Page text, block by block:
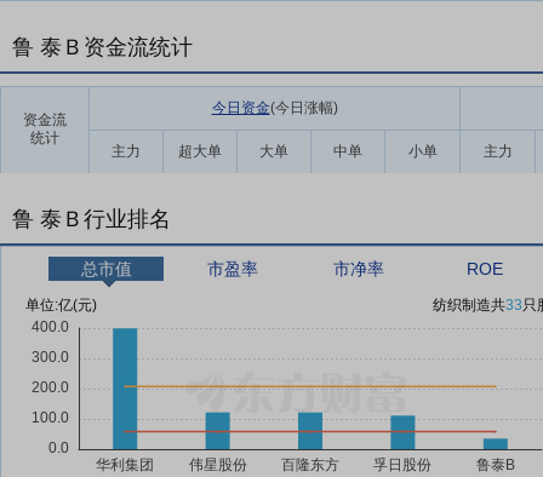
鲁 泰Ｂ资金流统计
资金流
统计
今日资金(今日涨幅)
主力 超大单 大单 中单 小单 主力
鲁 泰Ｂ行业排名
总市值 市盈率 市净率 ROE
单位:亿(元) 纺织制造共33只